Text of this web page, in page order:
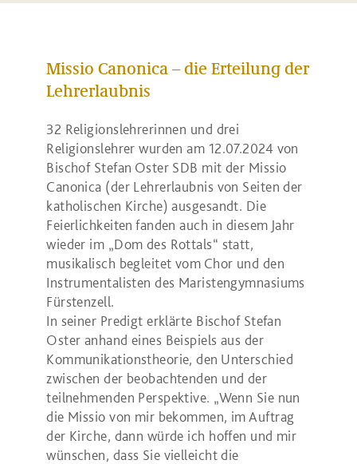
Missio Canonica – die Erteilung der
Lehrerlaubnis
32 Religionslehrerinnen und drei
Religionslehrer wurden am 12.07.2024 von
Bischof Stefan Oster SDB mit der Missio
Canonica (der Lehrerlaubnis von Seiten der
katholischen Kirche) ausgesandt. Die
Feierlichkeiten fanden auch in diesem Jahr
wieder im „Dom des Rottals“ statt,
musikalisch begleitet vom Chor und den
Instrumentalisten des Maristengymnasiums
Fürstenzell.
In seiner Predigt erklärte Bischof Stefan
Oster anhand eines Beispiels aus der
Kommunikationstheorie, den Unterschied
zwischen der beobachtenden und der
teilnehmenden Perspektive. „Wenn Sie nun
die Missio von mir bekommen, im Auftrag
der Kirche, dann würde ich hoffen und mir
wünschen, dass Sie vielleicht die